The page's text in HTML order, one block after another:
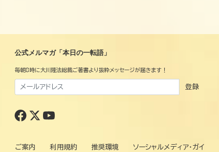
公式メルマガ「本日の一転語」
毎朝8時に大川隆法総裁ご著書より抜粋メッセージが届きます！
登録
ご案内 利用規約 推奨環境 ソーシャルメディア・ガイ